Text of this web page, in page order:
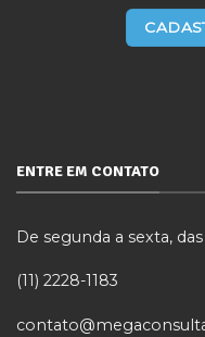
ENTRE EM CONTATO
De segunda a sexta,
(11) 2228-1183